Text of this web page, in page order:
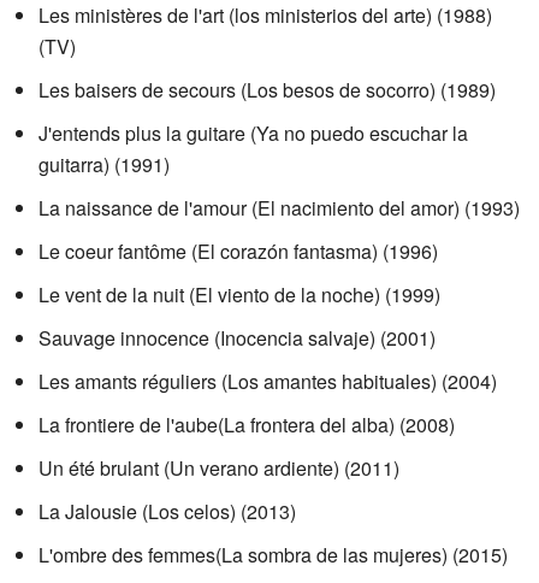
Les ministères de l'art (los ministerios del arte) (1988)
(TV)
Les baisers de secours (Los besos de socorro) (1989)
J'entends plus la guitare (Ya no puedo escuchar la
guitarra) (1991)
La naissance de l'amour (El nacimiento del amor) (1993)
Le coeur fantôme (El corazón fantasma) (1996)
Le vent de la nuit (El viento de la noche) (1999)
Sauvage innocence (Inocencia salvaje) (2001)
Les amants réguliers (Los amantes habituales) (2004)
La frontiere de l'aube(La frontera del alba) (2008)
Un été brulant (Un verano ardiente) (2011)
La Jalousie (Los celos) (2013)
L'ombre des femmes(La sombra de las mujeres) (2015)